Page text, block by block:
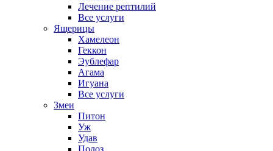
Лечение рептилий
Все услуги
Ящерицы
Хамелеон
Геккон
Эублефар
Агама
Игуана
Все услуги
Змеи
Питон
Уж
Удав
Полоз